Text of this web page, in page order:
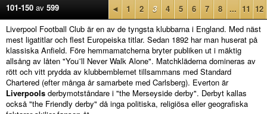
101-150 av 599 ◄ 1 2 3 4 5 6 7 8 ... 11 12
Liverpool Football Club är en av de tyngsta klubbarna i England. Med näst
mest ligatitlar och flest Europeiska titlar. Sedan 1892 har man huserat på
klassiska Anfield. Före hemmamatcherna bryter publiken ut i mäktig
allsång av låten "You¨ll Never Walk Alone". Matchkläderna domineras av
rött och vitt prydda av klubbemblemet tillsammans med Standard
Chartered (efter många år samarbete med Carlsberg). Everton är
Liverpools derbymotståndare i "the Merseyside derby". Derbyt kallas
också "the Friendly derby" då inga politiska, religiösa eller geografiska